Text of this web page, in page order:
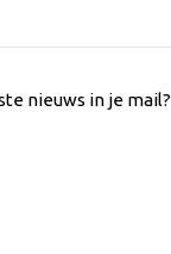
nieuws in je mail?